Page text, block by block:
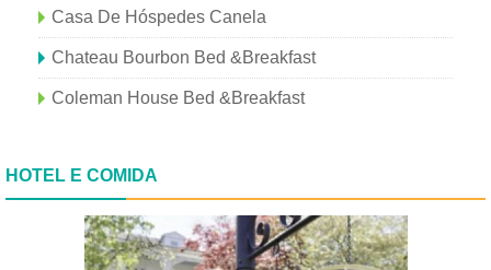
Casa De Hóspedes Canela
Chateau Bourbon Bed &Breakfast
Coleman House Bed &Breakfast
HOTEL E COMIDA